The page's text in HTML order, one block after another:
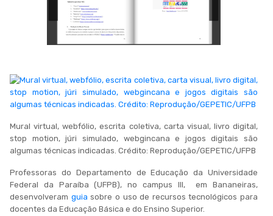
Mural virtual, webfólio, escrita coletiva, carta visual, livro digital,
stop motion, júri simulado, webgincana e jogos digitais são
algumas técnicas indicadas. Crédito: Reprodução/GEPETIC/UFPB
Professoras do Departamento de Educação da Universidade
Federal da Paraíba (UFPB), no campus III, em Bananeiras,
desenvolveram guia sobre o uso de recursos tecnológicos para
docentes da Educação Básica e do Ensino Superior.